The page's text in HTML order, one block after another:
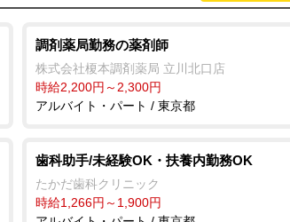
調剤薬局勤務の薬剤師
株式会社榎本調剤薬局 立川北口店
時給2,200円～2,300円
アルバイト・パート / 東京都
歯科助手/未経験OK・扶養内勤務OK
たかだ歯科クリニック
時給1,266円～1,900円